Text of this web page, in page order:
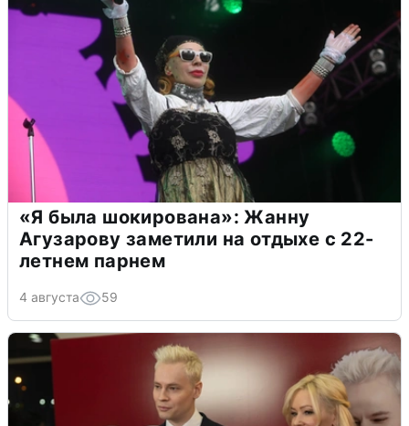
«Я была шокирована»: Жанну
Агузарову заметили на отдыхе с 22-
летнем парнем
4 августа 59